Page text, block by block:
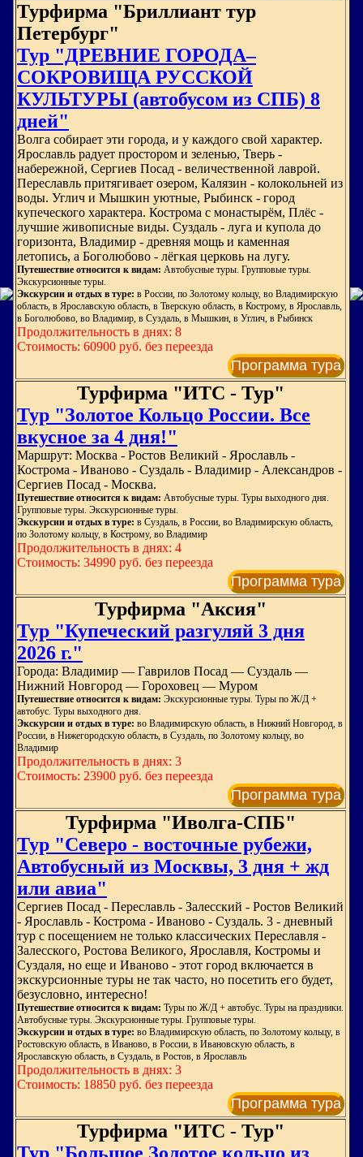
Турфирма "Бриллиант тур
Петербург"
Тур "ДРЕВНИЕ ГОРОДА–
СОКРОВИЩА РУССКОЙ
КУЛЬТУРЫ (автобусом из СПБ) 8
дней"
Волга собирает эти города, и у каждого свой характер.
Ярославль радует простором и зеленью, Тверь -
набережной, Сергиев Посад - величественной лаврой.
Переславль притягивает озером, Калязин - колокольней из
воды. Углич и Мышкин уютные, Рыбинск - город
купеческого характера. Кострома с монастырём, Плёс -
лучшие живописные виды. Суздаль - луга и купола до
горизонта, Владимир - древняя мощь и каменная
летопись, а Боголюбово - лёгкая церковь на лугу.
Путешествие относится к видам: Автобусные туры. Групповые туры.
Экскурсионные туры.
Экскурсии и отдых в туре: в России, по Золотому кольцу, во Владимирскую
область, в Ярославскую область, в Тверскую область, в Кострому, в Ярославль,
в Боголюбово, во Владимир, в Суздаль, в Мышкин, в Углич, в Рыбинск
Продолжительность в днях: 8
Стоимость: 60900 руб. без переезда
Программа тура
Турфирма "ИТС - Тур"
Тур "Золотое Кольцо России. Все
вкусное за 4 дня!"
Маршрут: Москва - Ростов Великий - Ярославль -
Кострома - Иваново - Суздаль - Владимир - Александров -
Сергиев Посад - Москва.
Путешествие относится к видам: Автобусные туры. Туры выходного дня.
Групповые туры. Экскурсионные туры.
Экскурсии и отдых в туре: в Суздаль, в России, во Владимирскую область,
по Золотому кольцу, в Кострому, во Владимир
Продолжительность в днях: 4
Стоимость: 34990 руб. без переезда
Программа тура
Турфирма "Аксия"
Тур "Купеческий разгуляй 3 дня
2026 г."
Города: Владимир — Гаврилов Посад — Суздаль —
Нижний Новгород — Гороховец — Муром
Путешествие относится к видам: Экскурсионные туры. Туры по Ж/Д +
автобус. Туры выходного дня.
Экскурсии и отдых в туре: во Владимирскую область, в Нижний Новгород, в
России, в Нижегородскую область, в Суздаль, по Золотому кольцу, во
Владимир
Продолжительность в днях: 3
Стоимость: 23900 руб. без переезда
Программа тура
Турфирма "Иволга-СПБ"
Тур "Северо - восточные рубежи,
Автобусный из Москвы, 3 дня + жд
или авиа"
Сергиев Посад - Переславль - Залесский - Ростов Великий
- Ярославль - Кострома - Иваново - Суздаль. 3 - дневный
тур с посещением не только классических Переславля -
Залесского, Ростова Великого, Ярославля, Костромы и
Суздаля, но еще и Иваново - этот город включается в
экскурсионные туры не так часто, но посетить его будет,
безусловно, интересно!
Путешествие относится к видам: Туры по Ж/Д + автобус. Туры на праздники.
Автобусные туры. Экскурсионные туры. Групповые туры.
Экскурсии и отдых в туре: во Владимирскую область, по Золотому кольцу, в
Ростовскую область, в Иваново, в России, в Ивановскую область, в
Ярославскую область, в Суздаль, в Ростов, в Ярославль
Продолжительность в днях: 3
Стоимость: 18850 руб. без переезда
Программа тура
Турфирма "ИТС - Тур"